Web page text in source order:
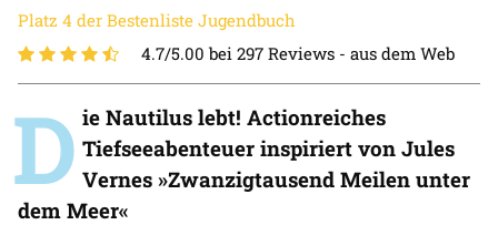
Platz 4 der Bestenliste Jugendbuch
4.7/5.00 bei 297 Reviews - aus dem Web
D ie Nautilus lebt! Actionreiches
Tiefseeabenteuer inspiriert von Jules
Vernes »Zwanzigtausend Meilen unter
dem Meer«